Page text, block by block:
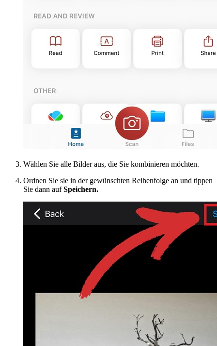
Wählen Sie alle Bilder aus, die Sie kombinieren möchten.
Ordnen Sie sie in der gewünschten Reihenfolge an und tippen
Sie dann aufSpeichern.